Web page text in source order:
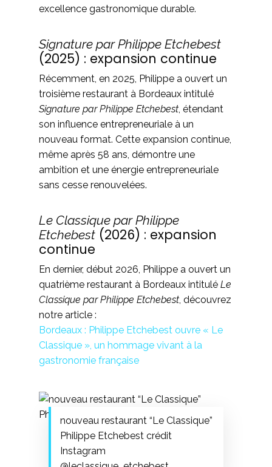
excellence gastronomique durable.
Signature par Philippe Etchebest
(2025) : expansion continue
Récemment, en 2025, Philippe a ouvert un
troisième restaurant à Bordeaux intitulé
Signature par Philippe Etchebest, étendant
son influence entrepreneuriale à un
nouveau format. Cette expansion continue,
même après 58 ans, démontre une
ambition et une énergie entrepreneuriale
sans cesse renouvelées.
Le Classique par Philippe
Etchebest (2026) : expansion
continue
En dernier, début 2026, Philippe a ouvert un
quatrième restaurant à Bordeaux intitulé Le
Classique par Philippe Etchebest, découvrez
notre article :
Bordeaux : Philippe Etchebest ouvre « Le
Classique », un hommage vivant à la
gastronomie française
nouveau restaurant “Le Classique”
Philippe Etchebest crédit
Instagram